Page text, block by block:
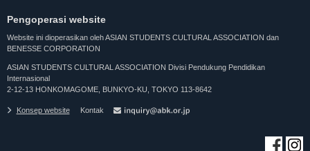
Pengoperasi website
Website ini dioperasikan oleh ASIAN STUDENTS CULTURAL ASSOCIATION dan
BENESSE CORPORATION
ASIAN STUDENTS CULTURAL ASSOCIATION Divisi Pendukung Pendidikan
Internasional
2-12-13 HONKOMAGOME, BUNKYO-KU, TOKYO 113-8642
Konsep website Kontak